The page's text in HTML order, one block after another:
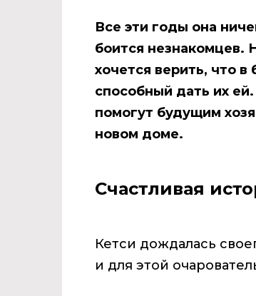
Все эти годы она
боится незнакомцев.
хочется верить, что
способный дать их
помогут будущим
новом доме.
Счастливая
Кетси дождалась
и для этой